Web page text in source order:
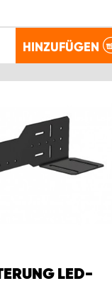
HINZUFÜGEN
LED-